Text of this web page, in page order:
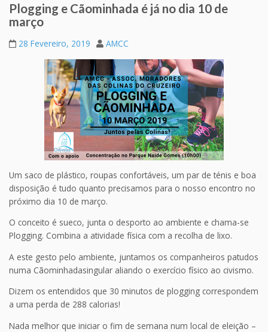
Plogging e Cãominhada é já no dia 10 de
março
28 Fevereiro, 2019 AMCC
Um saco de plástico, roupas confortáveis, um par de ténis e boa
disposição é tudo quanto precisamos para o nosso encontro no
próximo dia 10 de março.
O conceito é sueco, junta o desporto ao ambiente e chama-se
Plogging. Combina a atividade física com a recolha de lixo.
A este gesto pelo ambiente, juntamos os companheiros patudos
numa Cãominhadasingular aliando o exercício físico ao civismo.
Dizem os entendidos que 30 minutos de plogging correspondem
a uma perda de 288 calorias!
Nada melhor que iniciar o fim de semana num local de eleição –